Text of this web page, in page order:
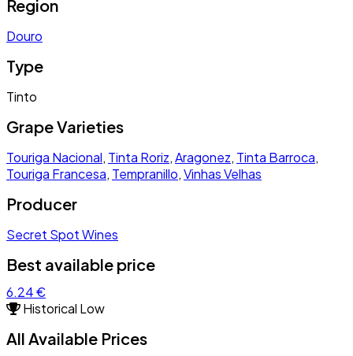
Region
Douro
Type
Tinto
Grape Varieties
Touriga Nacional, Tinta Roriz,Aragonez, Tinta Barroca,
Touriga Francesa, Tempranillo,Vinhas Velhas
Producer
Secret Spot Wines
Best available price
6.24 €
Historical Low
All Available Prices